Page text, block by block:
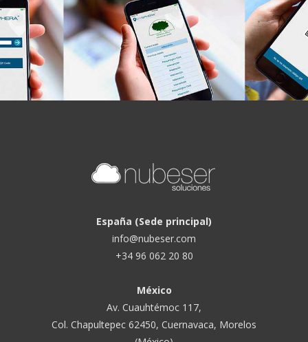
España (Sede principal)
info@nubeser.com
+34 96 062 20 80
México
Av. Cuauhtémoc 117,
Col. Chapultepec 62450, Cuernavaca, Morelos